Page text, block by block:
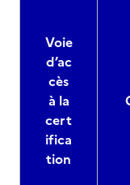
Voie
d’ac
cès
à la
cert
ifica
tion